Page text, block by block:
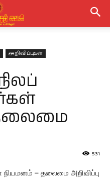
அறிவிப்புகள்
531
நியமனம் – தலைமை அறிவிப்பு